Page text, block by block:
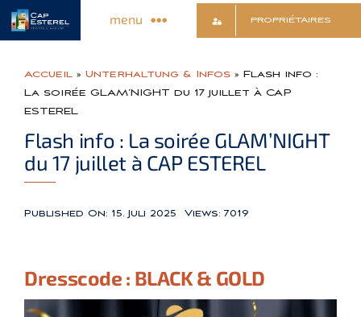
Skip
menu
Geschäfte & Dienstleistungen
Unterhaltung & Infos
Sport & Entspannung
Kultur & Freizeit
PROPRIÉTAIRES
Accueil» Unterhaltung & Infos» Flash info :
La soirée GLAM’NIGHT du 17 juillet à CAP
ESTEREL
Flash info : La soirée GLAM’NIGHT
du 17 juillet à CAP ESTEREL
Published On: 15. Juli 2025 Views: 7019
Dresscode : BLACK & GOLD